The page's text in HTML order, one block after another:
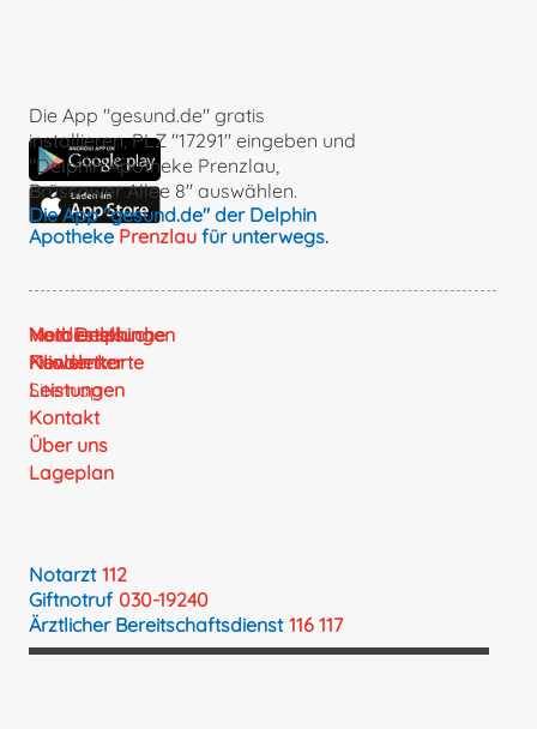
Notarzt 112
Giftnotruf 030-19240
Ärztlicher Bereitschaftsdienst 116 117
Die App "gesund.de" gratis
installieren, PLZ "17291" eingeben und
"Delphin Apotheke Prenzlau,
Brüssower Allee 8" auswählen.
Die App "gesund.de" der Delphin
Apotheke Prenzlau für unterwegs.
Mein Delphin
Filialen
Leistungen
Kontakt
Über uns
Lageplan
Vorbestellungen
Kundenkarte
Sitemap
Notdienstsuche
Newsletter